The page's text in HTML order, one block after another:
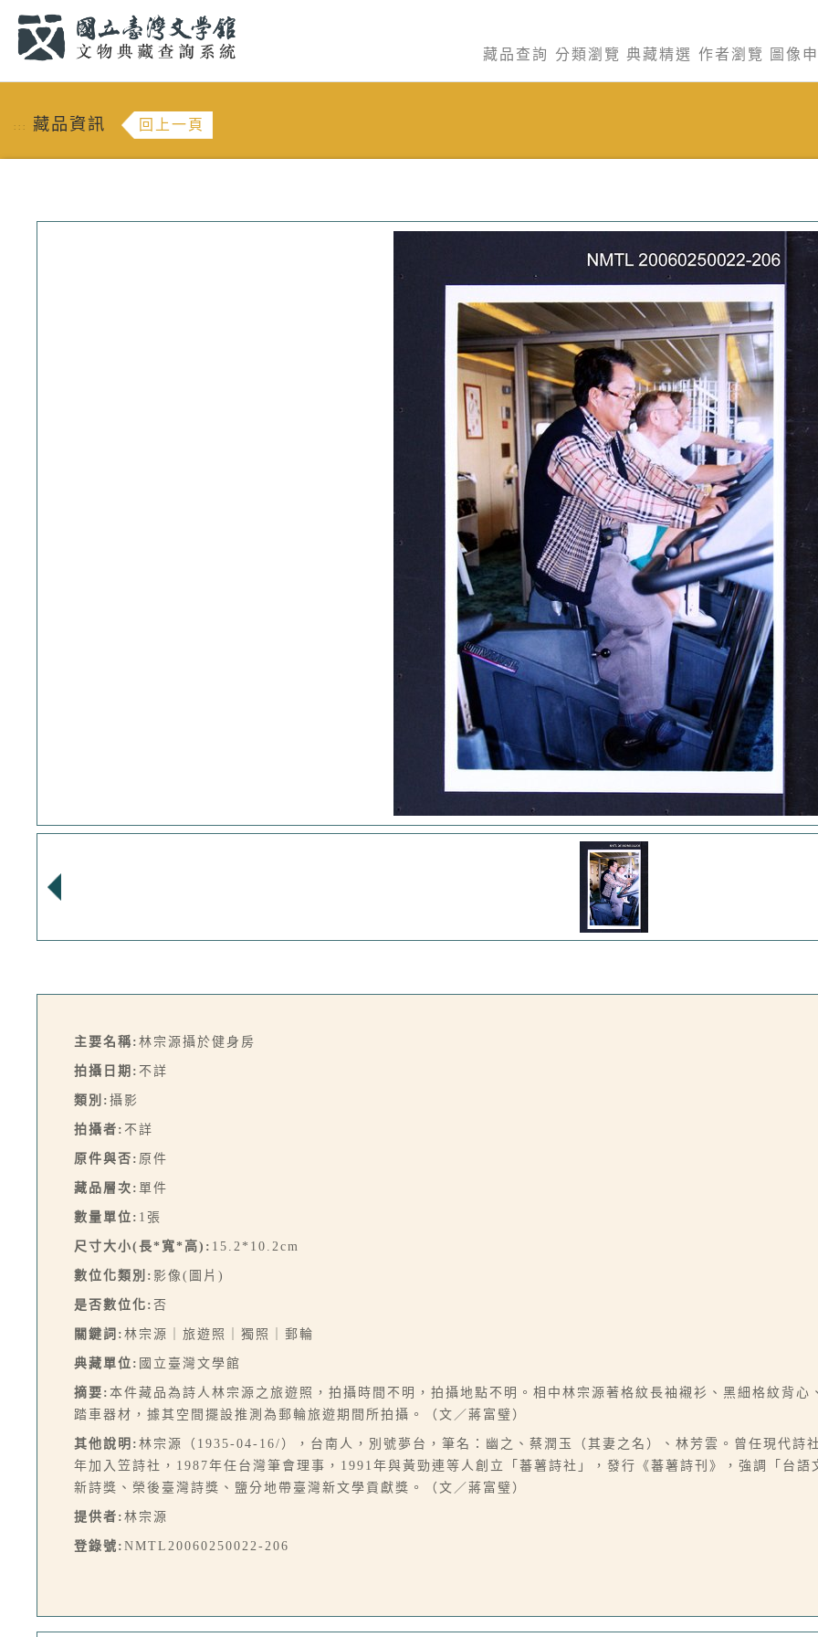
藏品查詢 分類瀏覽 典藏精選 作者瀏覽 圖像
::: 藏品資訊 回上一頁
主要名稱: 林宗源攝於健身房
拍攝日期: 不詳
類別: 攝影
拍攝者: 不詳
原件與否: 原件
藏品層次: 單件
數量單位: 1張
尺寸大小(長*寬*高): 15.2*10.2cm
數位化類別: 影像(圖片)
是否數位化: 否
關鍵詞: 林宗源｜旅遊照｜獨照｜郵輪
典藏單位: 國立臺灣文學館
摘要: 本件藏品為詩人林宗源之旅遊照，拍攝時間不明，拍攝地點不明。相中林宗源著格紋長袖襯衫、黑細格紋背
踏車器材，據其空間擺設推測為郵輪旅遊期間所拍攝。（文／蔣富璧）
其他說明: 林宗源（1935-04-16/），台南人，別號夢台，筆名：幽之、蔡潤玉（其妻之名）、林芳雲。曾任現代詩
年加入笠詩社，1987年任台灣筆會理事，1991年與黃勁連等人創立「蕃薯詩社」，發行《蕃薯詩刊》，強調「台
新詩獎、榮後臺灣詩獎、鹽分地帶臺灣新文學貢獻獎。（文／蔣富璧）
提供者: 林宗源
登錄號: NMTL20060250022-206